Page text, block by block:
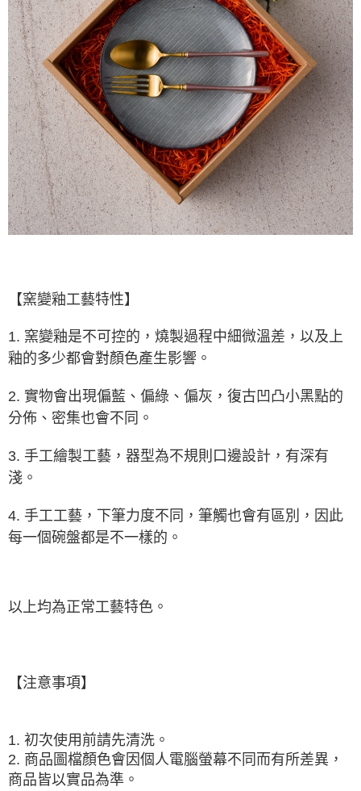
【窯變釉工藝特性】
1. 窯變釉是不可控的，燒製過程中細微溫差，以及上
釉的多少都會對顏色產生影響。
2. 實物會出現偏藍、偏綠、偏灰， 復古凹凸小黑點的
分佈、密集也會不同 。
3. 手工繪製工藝， 器型為不規則口邊設計，有深有
淺。
4. 手工工藝， 下筆力度不同 ，筆觸也會有區別 ， 因此
每一個碗盤都是不一樣的。
以上均為正常工藝特色。
【注意事項】
1. 初次使用前請先清洗。
2. 商品圖檔顏色會因個人電腦螢幕不同而有所差異，
商品皆以實品為準。